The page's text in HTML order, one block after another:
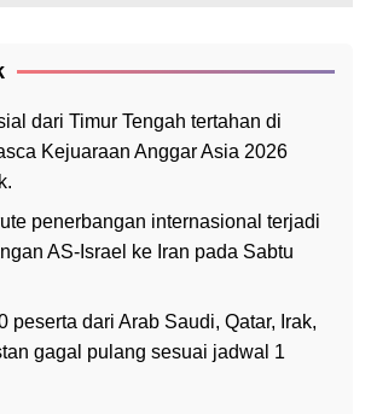
dari Timur Tengah tertahan di
Kejuaraan Anggar Asia 2026
penerbangan internasional terjadi
AS-Israel ke Iran pada Sabtu
peserta dari Arab Saudi, Qatar, Irak,
gagal pulang sesuai jadwal 1